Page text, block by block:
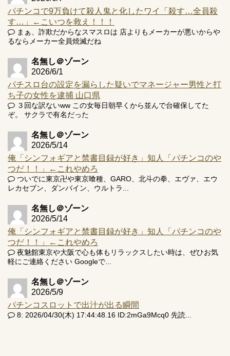
Powered by livedoor 相互RSS
パチンコで9万負けて殺人鬼と化したワイ「殺す…全員殺
す…」←こいつを救え！！！
まぁ、詐欺だからなスマスロは 店よりもメーカーが悪いからや
るならメーカー全員焼滅だね
名無し＠ゾーン
2026/6/1
パチスロ台の設定を漏らした疑いでマネージャー男性と打
ち子の女性を逮捕 山口県
３回な訳ないww この女毎日朝早くから並んで台確保してた
ぞ。 サクラで有名だった
名無し＠ゾーン
2026/5/14
俺「シンフォギアと禁書目録が好き」知人「パチンコのや
つだ！！」←これやめろ
ついでに東京卍や東京喰種、GARO、北斗の拳、エヴァ、エウ
レカセブン、ダンバイン、ウルトラ...
名無し＠ゾーン
2026/5/14
俺「シンフォギアと禁書目録が好き」知人「パチンコのや
つだ！！」←これやめろ
夜魅館東京や大阪で心も体もリラックスしたい時は、ぜひお気
軽にご連絡ください Googleで...
名無し＠ゾーン
2026/5/9
パチンコスロットで出汁が出る瞬間
8: 2026/04/30(木) 17:44:48.16 ID:2mGa9Mcq0 先読...